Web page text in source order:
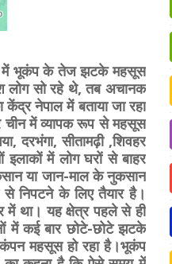
में भूकंप के तेज झटके महसूस
लोग सो रहे थे, तब अचानक
नेपाल में बताया जा रहा
चीन में व्यापक रूप से महसूस
दरभंगा, सीतामढ़ी ,शिवहर
में लोग घरों से बाहर
या जान-माल के नुकसान
निपटने के लिए तैयार है।
में था। यह क्षेत्र पहले से ही
में कई बार छोटे-छोटे झटके
महसूस हो रहा है।भूकंप